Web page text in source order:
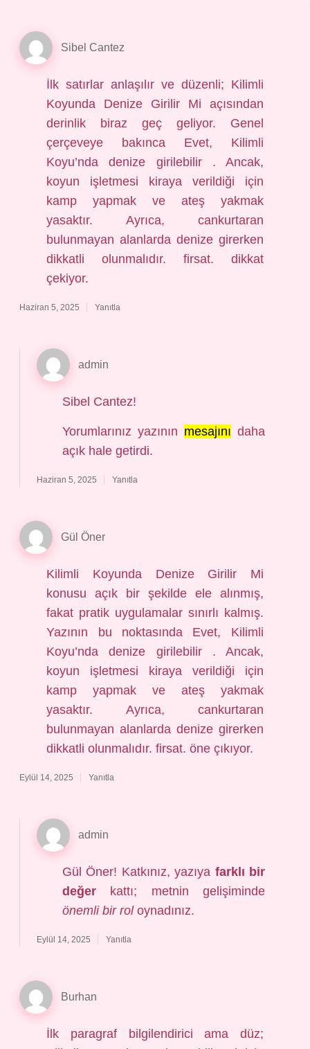
Sibel Cantez
İlk satırlar anlaşılır ve düzenli; Kilimli
Koyunda Denize Girilir Mi açısından
derinlik biraz geç geliyor. Genel
çerçeveye bakınca Evet, Kilimli
Koyu’nda denize girilebilir . Ancak,
koyun işletmesi kiraya verildiği için
kamp yapmak ve ateş yakmak
yasaktır. Ayrıca, cankurtaran
bulunmayan alanlarda denize girerken
dikkatli olunmalıdır. firsat. dikkat
çekiyor.
Haziran 5, 2025 Yanıtla
admin
Sibel Cantez!
Yorumlarınız yazının mesajını daha
açık hale getirdi.
Haziran 5, 2025 Yanıtla
Gül Öner
Kilimli Koyunda Denize Girilir Mi
konusu açık bir şekilde ele alınmış,
fakat pratik uygulamalar sınırlı kalmış.
Yazının bu noktasında Evet, Kilimli
Koyu’nda denize girilebilir . Ancak,
koyun işletmesi kiraya verildiği için
kamp yapmak ve ateş yakmak
yasaktır. Ayrıca, cankurtaran
bulunmayan alanlarda denize girerken
dikkatli olunmalıdır. firsat. öne çıkıyor.
Eylül 14, 2025 Yanıtla
admin
Gül Öner! Katkınız, yazıya farklı bir
değerkattı; metnin gelişiminde
önemli bir roloynadınız.
Eylül 14, 2025 Yanıtla
Burhan
İlk paragraf bilgilendirici ama düz;